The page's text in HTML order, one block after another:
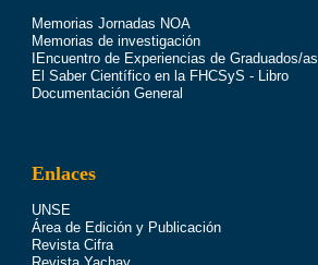
Memorias Jornadas NOA
Memorias de investigación
IEncuentro de Experiencias de Graduados/as
El Saber Científico en la FHCSyS - Libro
Documentación General
Enlaces
UNSE
Área de Edición y Publicación
Revista Cifra